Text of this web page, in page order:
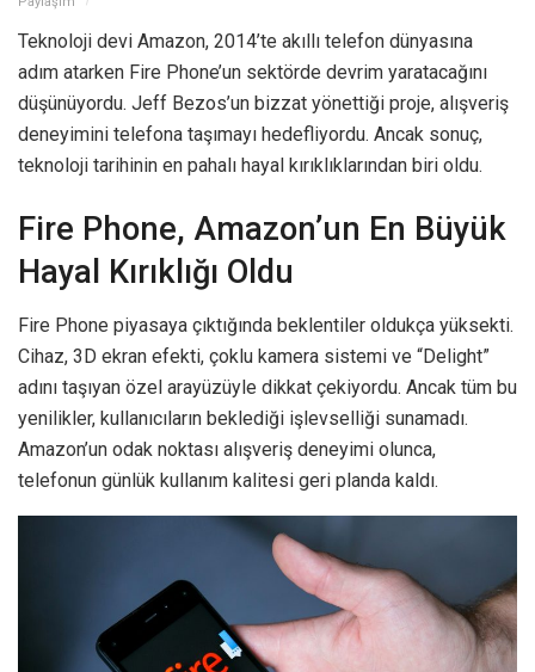
Teknoloji devi Amazon, 2014’te akıllı telefon dünyasına
adım atarken Fire Phone’un sektörde devrim yaratacağını
düşünüyordu. Jeff Bezos’un bizzat yönettiği proje, alışveriş
deneyimini telefona taşımayı hedefliyordu. Ancak sonuç,
teknoloji tarihinin en pahalı hayal kırıklıklarından biri oldu.
Fire Phone, Amazon’un En Büyük
Hayal Kırıklığı Oldu
Fire Phone piyasaya çıktığında beklentiler oldukça yüksekti.
Cihaz, 3D ekran efekti, çoklu kamera sistemi ve “Delight”
adını taşıyan özel arayüzüyle dikkat çekiyordu. Ancak tüm bu
yenilikler, kullanıcıların beklediği işlevselliği sunamadı.
Amazon’un odak noktası alışveriş deneyimi olunca,
telefonun günlük kullanım kalitesi geri planda kaldı.